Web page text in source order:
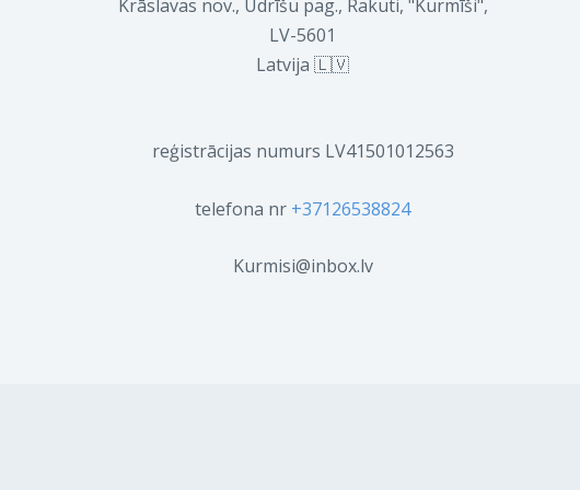
Krāslavas nov., Ūdrīšu pag., Rakuti, "Kurmīši",
LV-5601
Latvija 🇱🇻
reģistrācijas numurs LV41501012563
telefona nr +37126538824
Kurmisi@inbox.lv